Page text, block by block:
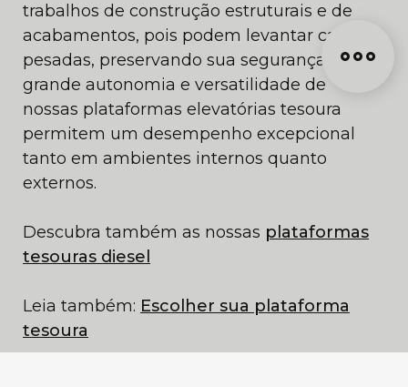
trabalhos de construção estruturais e de
acabamentos, pois podem levantar cargas
pesadas, preservando sua segurança. A
grande autonomia e versatilidade de
nossas plataformas elevatórias tesoura
permitem um desempenho excepcional
tanto em ambientes internos quanto
externos.
Descubra também as nossas plataformas
tesouras diesel
Leia também: Escolher sua plataforma
tesoura